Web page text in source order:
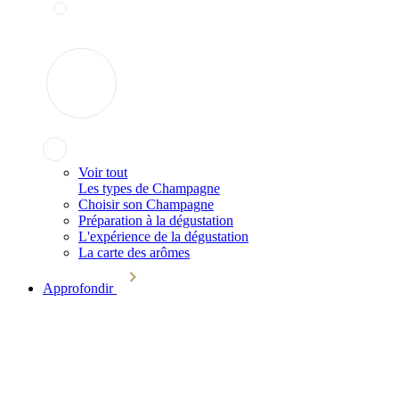
Voir tout
Les types de Champagne
Choisir son Champagne
Préparation à la dégustation
L'expérience de la dégustation
La carte des arômes
Approfondir